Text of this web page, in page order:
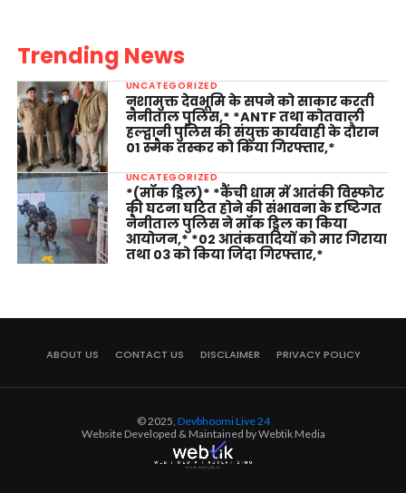
Trending News
UNCATEGORIZED
नशामुक्त देवभूमि के सपने को साकार करती
नैनीताल पुलिस,* *ANTF तथा कोतवाली
हल्द्वानी पुलिस की संयुक्त कार्यवाही के दौरान
01 स्मैक तस्कर को किया गिरफ्तार,*
UNCATEGORIZED
*(मॉक ड्रिल)* *कैंची धाम में आतंकी विस्फोट
की घटना घटित होने की संभावना के दृष्टिगत
नैनीताल पुलिस ने मॉक ड्रिल का किया
आयोजन,* *02 आतंकवादियों को मार गिराया
तथा 03 को किया जिंदा गिरफ्तार,*
ABOUT US CONTACT US DISCLAIMER PRIVACY POLICY
© 2025, Devbhoomi Live 24
Website Developed & Maintained by Webtik Media